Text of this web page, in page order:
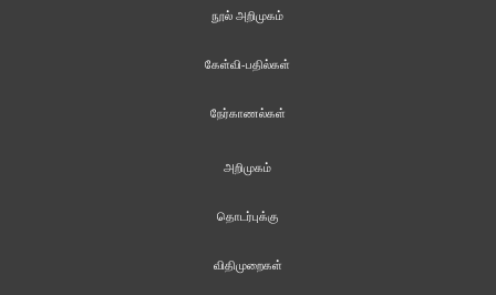
நூல் அறிமுகம்
கேள்வி-பதில்கள்
நேர்காணல்கள்
அறிமுகம்
தொடர்புக்கு
விதிமுறைகள்